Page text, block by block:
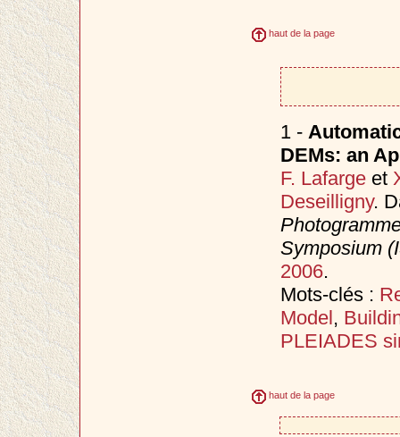
haut de la page
1 -
DEMs: an
F. Lafargeet
Deseilligny.
Symposium
2006.
Mots-clés :
Model,
PLEIADES
haut de la page